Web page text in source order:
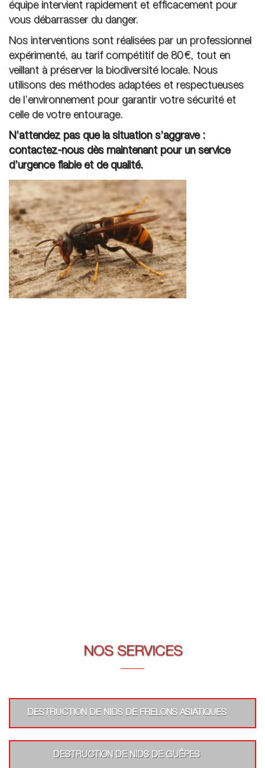
équipe intervient rapidement et efficacement pour
vous débarrasser du danger.
Nos interventions sont réalisées par un professionnel
expérimenté, au tarif compétitif de 80 €, tout en
veillant à préserver la biodiversité locale. Nous
utilisons des méthodes adaptées et respectueuses
de l’environnement pour garantir votre sécurité et
celle de votre entourage.
N’attendez pas que la situation s’aggrave :
contactez-nous dès maintenant pour un service
d’urgence fiable et de qualité.
NOS SERVICES
DESTRUCTION DE NIDS DE FRELONS ASIATIQUES
DESTRUCTION DE NIDS DE GUÊPES